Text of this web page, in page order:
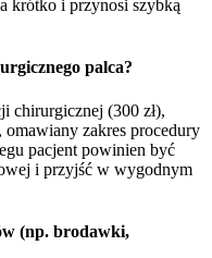
krótko i przynosi szybką
palca?
chirurgicznej (300 zł),
omawiany zakres procedury
pacjent powinien być
i przyjść w wygodnym
(np. brodawki,